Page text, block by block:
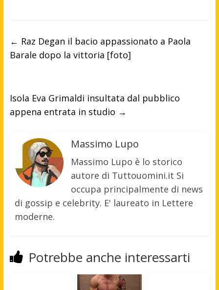
← Raz Degan il bacio appassionato a Paola
Barale dopo la vittoria [foto]
Isola Eva Grimaldi insultata dal pubblico
appena entrata in studio →
Massimo Lupo
Massimo Lupo è lo storico
autore di Tuttouomini.it Si
occupa principalmente di news
di gossip e celebrity. E' laureato in Lettere
moderne.
Potrebbe anche interessarti